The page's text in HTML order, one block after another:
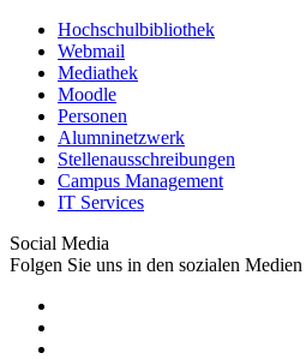
Hochschulbibliothek
Webmail
Mediathek
Moodle
Personen
Alumninetzwerk
Stellenausschreibungen
Campus Management
IT Services
Social Media
Folgen Sie uns in den sozialen Medien